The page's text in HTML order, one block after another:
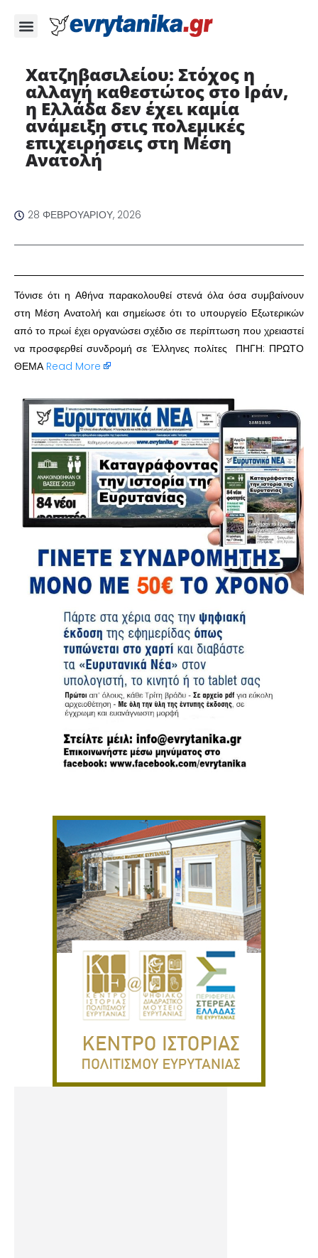
Χατζηβασιλείου: Στόχος η
αλλαγή καθεστώτος στο Ιράν,
η Ελλάδα δεν έχει καμία
ανάμειξη στις πολεμικές
επιχειρήσεις στη Μέση
Ανατολή
28 ΦΕΒΡΟΥΑΡΊΟΥ, 2026
Τόνισε ότι η Αθήνα παρακολουθεί στενά όλα όσα συμβαίνουν
στη Μέση Ανατολή και σημείωσε ότι το υπουργείο Εξωτερικών
από το πρωί έχει οργανώσει σχέδιο σε περίπτωση που χρειαστεί
να προσφερθεί συνδρομή σε Έλληνες πολίτες ΠΗΓΗ: ΠΡΩΤΟ
ΘΕΜΑ Read More